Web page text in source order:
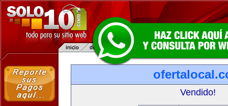
Vendido!